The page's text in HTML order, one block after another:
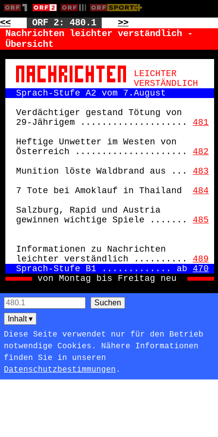
<< ORF 2: 480.1
>>
Nachrichten leichter verständlich -
Übersicht
LEICHTER
VERSTÄNDLICH
Sprach-Stufe A2 vom 7.August
Verdächtiger gestand Tötung von
29-Jährigem
....................
481
Heftige Unwetter im Westen von
Österreich
.....................
482
Munition löste Waldbrand aus
...
483
7 Tote bei Amoklauf in Thailand
484
Salzburg, Rapid und Austria
gewinnen wichtige Spiele
....... 485
Informationen zu Nachrichten
leichter verständlich ..........
489
Sprach-Stufe B1 ............. ab 470
von Montag bis Freitag neu
Inhalt▾
Diese Seite verwendet nur für den Betrieb
notwendige Cookies. Nähere Informationen
finden Sie in unseren
Datenschutzbestimmungen .